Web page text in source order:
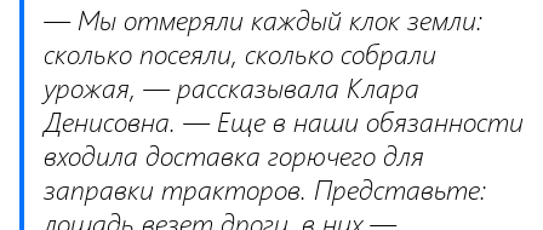
— Мы отмеряли каждый клок земли:
сколько посеяли, сколько собрали
урожая, — рассказывала Клара
Денисовна. — Еще в наши обязанности
входила доставка горючего для
заправки тракторов. Представьте: